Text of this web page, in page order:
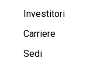
Investitori
Carriere
Sedi